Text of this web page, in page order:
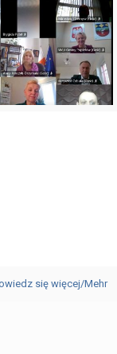
się więcej/Mehr